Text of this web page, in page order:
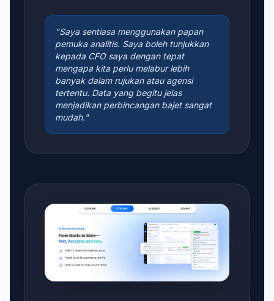
"Saya sentiasa menggunakan papan
pemuka analitis. Saya boleh tunjukkan
kepada CFO saya dengan tepat
mengapa kita perlu melabur lebih
banyak dalam rujukan atau agensi
tertentu. Data yang begitu jelas
menjadikan perbincangan bajet sangat
mudah."